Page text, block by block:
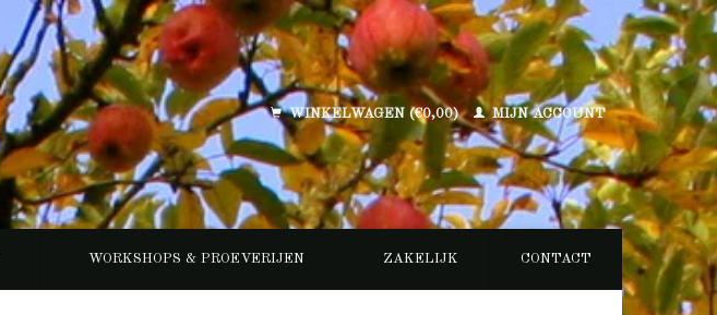
WINKELWAGEN (€0,00) MIJN ACCOUNT
WORKSHOPS & PROEVERIJEN ZAKELIJK CONTACT